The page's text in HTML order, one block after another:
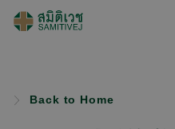
Back to Home